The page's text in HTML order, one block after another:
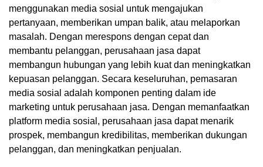
menggunakan media sosial untuk mengajukan
pertanyaan, memberikan umpan balik, atau melaporkan
masalah. Dengan merespons dengan cepat dan
membantu pelanggan, perusahaan jasa dapat
membangun hubungan yang lebih kuat dan meningkatkan
kepuasan pelanggan. Secara keseluruhan, pemasaran
media sosial adalah komponen penting dalam ide
marketing untuk perusahaan jasa. Dengan memanfaatkan
platform media sosial, perusahaan jasa dapat menarik
prospek, membangun kredibilitas, memberikan dukungan
pelanggan, dan meningkatkan penjualan.